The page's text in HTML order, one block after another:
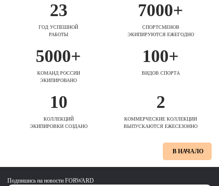
23
ГОД УСПЕШНОЙ
РАБОТЫ
7000+
СПОРТСМЕНОВ
ЭКИПИРУЮТСЯ ЕЖЕГОДНО
5000+
КОМАНД РОССИИ
ЭКИПИРОВАНО
100+
ВИДОВ СПОРТА
10
КОЛЛЕКЦИЙ
ЭКИПИРОВКИ СОЗДАНО
2
КОММЕРЧЕСКИЕ КОЛЛЕКЦИИ
ВЫПУСКАЮТСЯ ЕЖЕСЕЗОННО
В НАЧАЛО
Подпишись на новости FORWARD